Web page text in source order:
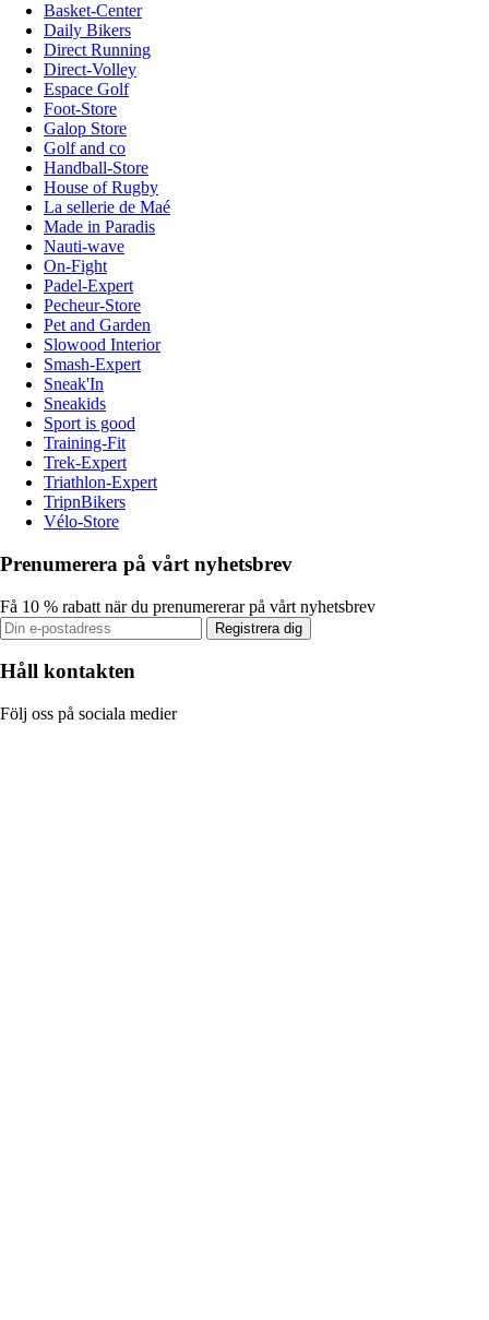
Basket-Center
Daily Bikers
Direct Running
Direct-Volley
Espace Golf
Foot-Store
Galop Store
Golf and co
Handball-Store
House of Rugby
La sellerie de Maé
Made in Paradis
Nauti-wave
On-Fight
Padel-Expert
Pecheur-Store
Pet and Garden
Slowood Interior
Smash-Expert
Sneak'In
Sneakids
Sport is good
Training-Fit
Trek-Expert
Triathlon-Expert
TripnBikers
Vélo-Store
Prenumerera på vårt nyhetsbrev
Få 10 % rabatt när du prenumererar på vårt nyhetsbrev
Registrera dig
Håll kontakten
Följ oss på sociala medier